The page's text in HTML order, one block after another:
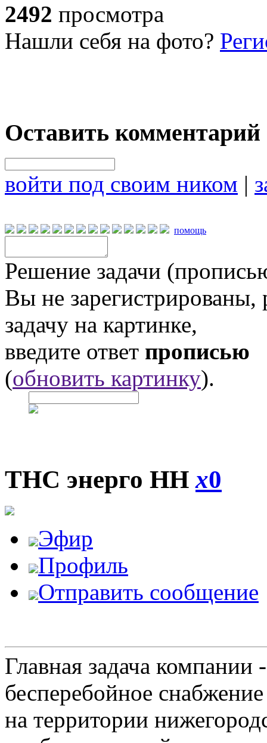
2492 просмотра
Нашли себя на фото?
Оставить комментарий
войти под своим ником |
помощь
Решение задачи
Вы не
задачу на картинке,
введите ответ прописью
(обновить картинку).
ТНС энерго ННx0
Эфир
Профиль
Отправить сообщение
Главная задача
бесперебойное
на территории